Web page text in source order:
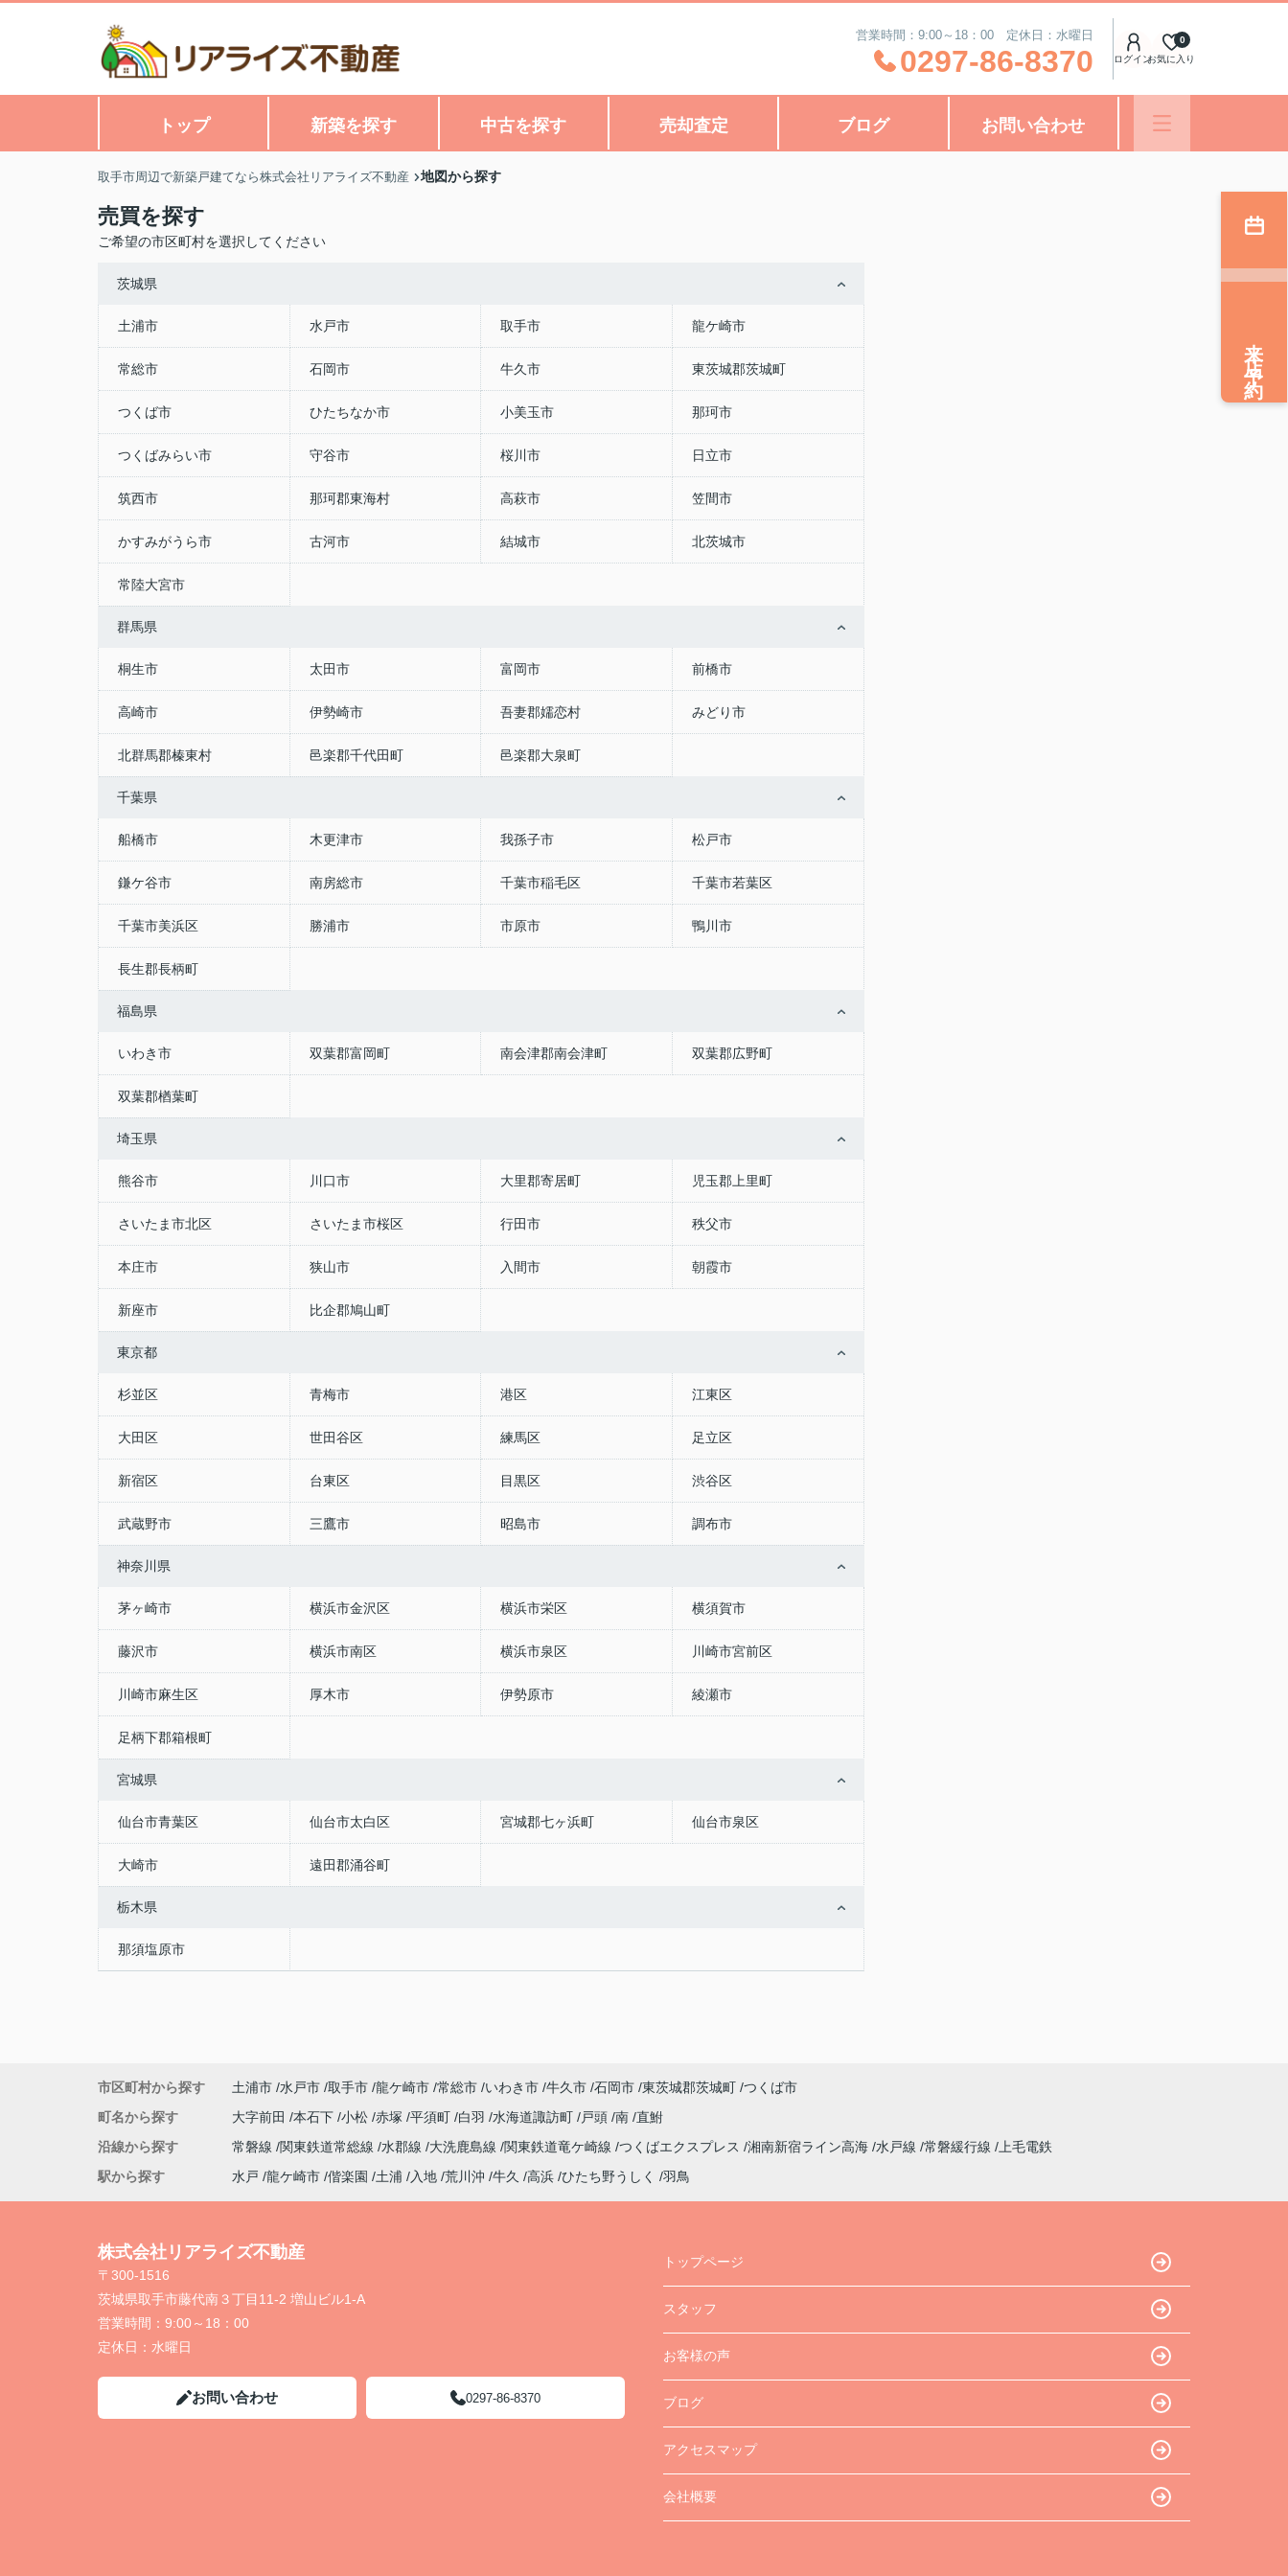
営業時間：9:00～18：00 定休日：水曜日
0297-86-8370 ログインお気に入り
0
トップ 新築を探す 中古を探す 売却査定 ブログ お問い合わせ
取手市周辺で新築戸建てなら株式会社リアライズ不動産 地図から探す
売買を探す
ご希望の市区町村を選択してください
茨城県
土浦市 水戸市 取手市 龍ケ崎市
常総市 石岡市 牛久市 東茨城郡茨城町
つくば市 ひたちなか市 小美玉市 那珂市
つくばみらい市 守谷市 桜川市 日立市
筑西市 那珂郡東海村 高萩市 笠間市
かすみがうら市 古河市 結城市 北茨城市
常陸大宮市
群馬県
桐生市 太田市 富岡市 前橋市
高崎市 伊勢崎市 吾妻郡嬬恋村 みどり市
北群馬郡榛東村 邑楽郡千代田町 邑楽郡大泉町
千葉県
船橋市 木更津市 我孫子市 松戸市
鎌ケ谷市 南房総市 千葉市稲毛区 千葉市若葉区
千葉市美浜区 勝浦市 市原市 鴨川市
長生郡長柄町
福島県
いわき市 双葉郡富岡町 南会津郡南会津町 双葉郡広野町
双葉郡楢葉町
埼玉県
熊谷市 川口市 大里郡寄居町 児玉郡上里町
さいたま市北区 さいたま市桜区 行田市 秩父市
本庄市 狭山市 入間市 朝霞市
新座市 比企郡鳩山町
東京都
杉並区 青梅市 港区 江東区
大田区 世田谷区 練馬区 足立区
新宿区 台東区 目黒区 渋谷区
武蔵野市 三鷹市 昭島市 調布市
神奈川県
茅ヶ崎市 横浜市金沢区 横浜市栄区 横須賀市
藤沢市 横浜市南区 横浜市泉区 川崎市宮前区
川崎市麻生区 厚木市 伊勢原市 綾瀬市
足柄下郡箱根町
宮城県
仙台市青葉区 仙台市太白区 宮城郡七ヶ浜町 仙台市泉区
大崎市 遠田郡涌谷町
栃木県
那須塩原市
来店予約
市区町村から探す 土浦市 水戸市 取手市 龍ケ崎市 常総市 いわき市 牛久市 石岡市 東茨城郡茨城町 つくば市
町名から探す
大字前田 本石下 小松 赤塚 平須町 白羽 水海道諏訪町 戸頭 南 直鮒
沿線から探す
常磐線 関東鉄道常総線 水郡線 大洗鹿島線 関東鉄道竜ケ崎線 つくばエクスプレス 湘南新宿ライン高海 水戸線 常磐緩行線
上毛電鉄
駅から探す
水戸 龍ケ崎市 偕楽園 土浦 入地 荒川沖 牛久 高浜 ひたち野うしく 羽鳥
株式会社リアライズ不動産
〒300-1516
茨城県取手市藤代南３丁目11-2 増山ビル1-A
営業時間： 9:00～18：00
定休日： 水曜日
お問い合わせ 0297-86-8370
トップページ
スタッフ
お客様の声
ブログ
アクセスマップ
会社概要